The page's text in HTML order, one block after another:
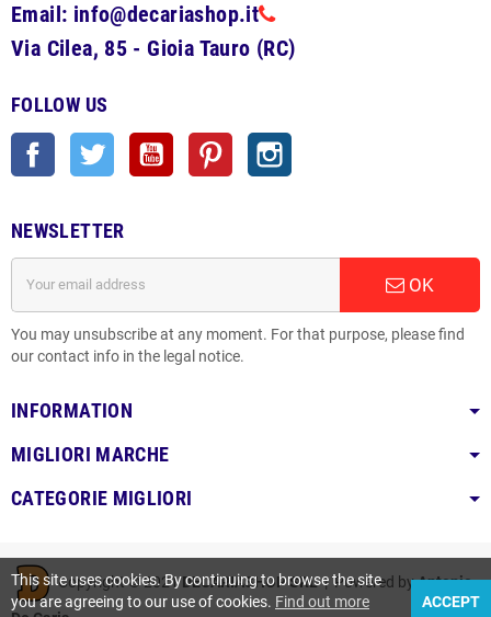
Email: info@decariashop.it
Via Cilea, 85 - Gioia Tauro (RC)
FOLLOW US
Facebook Twitter YouTube Pinterest
NEWSLETTER
OK
You may unsubscribe at any moment. For that purpose, please find
our contact info in the legal notice.
INFORMATION
MIGLIORI MARCHE
CATEGORIE MIGLIORI
Copyright © 2021DECARIASHOP SRL| Powered byAntonio
This site uses cookies. By continuing to browse the site
you are agreeing to our use of cookies. Find out more
ACCEPT